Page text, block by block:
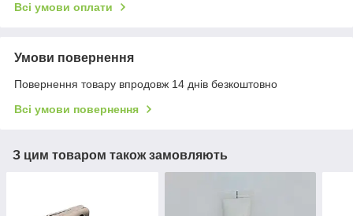
Всі умови оплати
Умови повернення
Повернення товару впродовж 14 днів безкоштовно
Всі умови повернення
З цим товаром також замовляють